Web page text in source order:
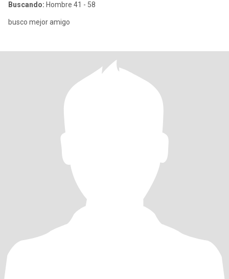
Buscando: Hombre 41 - 58
busco mejor amigo